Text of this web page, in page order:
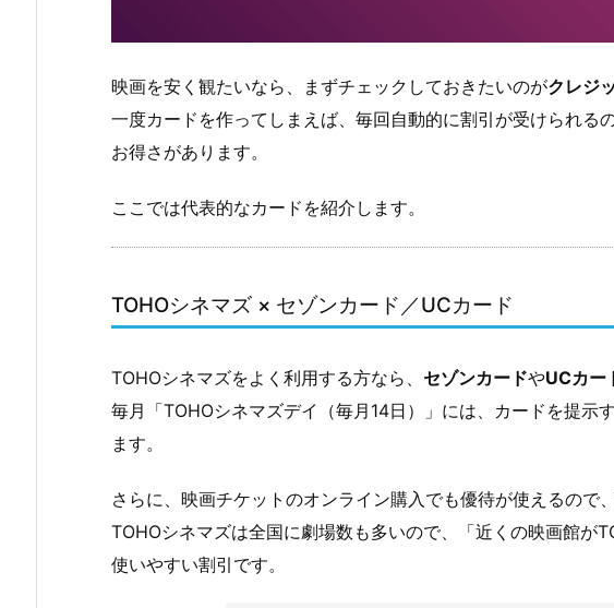
レ
ッ
ス
×
ポ
ス
ー
ド
4.
そ
の
カ
ー
映画を安く観たいなら、まずチェックしておきたいのがクレジ
一度カードを作ってしまえば、毎回自動的に割引が受けられる
お得さがあります。
ここでは代表的なカードを紹介します。
TOHOシネマズ × セゾンカード／UCカード
TOHOシネマズをよく利用する方なら、 セゾンカードやUCカー
毎月「TOHOシネマズデイ（毎月14日）」には、カードを提示
ます。
さらに、映画チケットのオンライン購入でも優待が使えるので
TOHOシネマズは全国に劇場数も多いので、「近くの映画館が
使いやすい割引です。